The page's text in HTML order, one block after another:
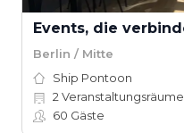
Berlin / Mitte
Ship Pontoon
2 Veranstaltungsräume
60 Gäste